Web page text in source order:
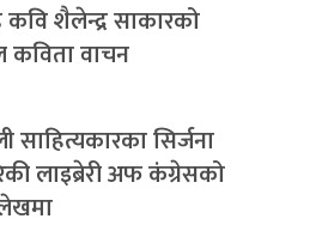
कवि शैलेन्द्र साकारको
वाचन
साहित्यकारका सिर्जना
लाइब्रेरी अफ कंग्रेसको